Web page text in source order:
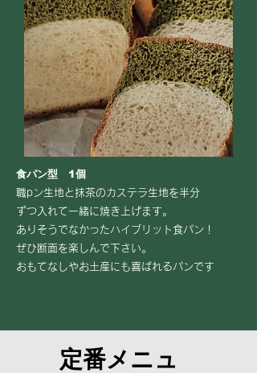
食パン型 1個
職pン生地と抹茶のカステラ生地を半分
ずつ入れて一緒に焼き上げます。
ありそうでなかったハイブリット食パン！
ぜひ断面を楽しんで下さい。
​おもてなしやお土産にも喜ばれるパンです
定番メニュ